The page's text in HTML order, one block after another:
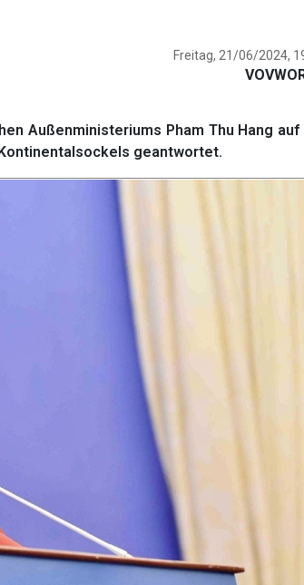
Freitag, 21/06/2024,
Außenministeriums Pham Thu Hang auf
geantwortet.